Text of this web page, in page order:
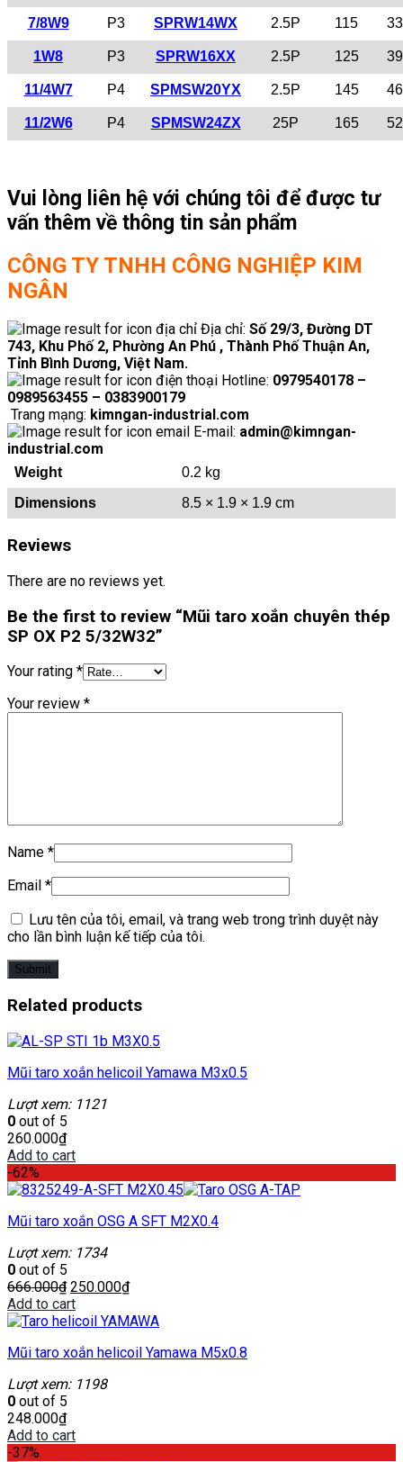
7/8W9 P3 SPRW14WX 2.5P 115 33
1W8 P3 SPRW16XX 2.5P 125 39
11/4W7 P4 SPMSW20YX 2.5P 145 46
11/2W6 P4 SPMSW24ZX 25P 165 52
Vui lòng liên hệ với chúng tôi để được tư
vấn thêm về thông tin sản phẩm
CÔNG TY TNHH CÔNG NGHIỆP KIM
NGÂN
Địa chỉ: Số 29/3, Đường DT
743, Khu Phố 2, Phường An Phú , Thành Phố Thuận An,
Tỉnh Bình Dương, Việt Nam.
Hotline: 0979540178 –
0989563455 – 0383900179
Trang mạng: kimngan-industrial.com
E-mail: admin@kimngan-
industrial.com
Weight
0.2 kg
Dimensions
8.5 × 1.9 × 1.9 cm
Reviews
There are no reviews yet.
Be the first to review “Mũi taro xoắn chuyên thép
SP OX P2 5/32W32”
Your rating *
Your review *
Name *
Email *
Lưu tên của tôi, email, và trang web trong trình duyệt này
cho lần bình luận kế tiếp của tôi.
Related products
Mũi taro xoắn helicoil Yamawa M3x0.5
Lượt xem: 1121
0 out of 5
260.000₫
Add to cart
-62%
Mũi taro xoắn OSG A SFT M2X0.4
Lượt xem: 1734
0 out of 5
666.000₫ 250.000₫
Add to cart
Mũi taro xoắn helicoil Yamawa M5x0.8
Lượt xem: 1198
0 out of 5
248.000₫
Add to cart
-37%